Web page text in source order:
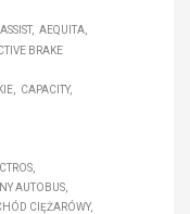
AEQUITA
BRAKE
CAPACITY
AUTOBUS
CIĘŻARÓWY